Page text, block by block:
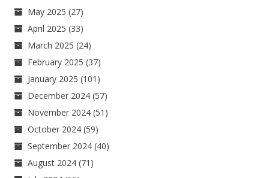
May 2025 (27)
April 2025 (33)
March 2025 (24)
February 2025 (37)
January 2025 (101)
December 2024 (57)
November 2024 (51)
October 2024 (59)
September 2024 (40)
August 2024 (71)